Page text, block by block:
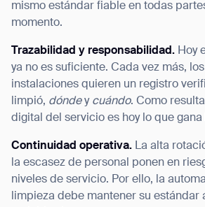
mismo estándar fiable en todas
momento.
Trazabilidad y responsabilidad. Hoy
ya no es suficiente. Cada vez más,
instalaciones quieren un registro
limpió, dóndey cuándo. Como
digital del servicio es hoy lo que
Continuidad operativa. La alta
la escasez de personal ponen en
niveles de servicio. Por ello, la
limpieza debe mantener su estándar